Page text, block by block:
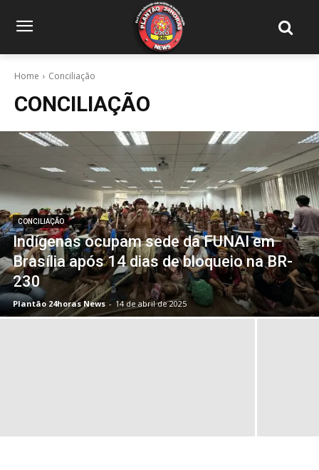
Home Conciliação
CONCILIAÇÃO
CONCILIAÇÃO
Indígenas ocupam sede da FUNAI em
Brasília após 14 dias de bloqueio na BR-
230
Plantão 24horas News - 14 de abril de 2025